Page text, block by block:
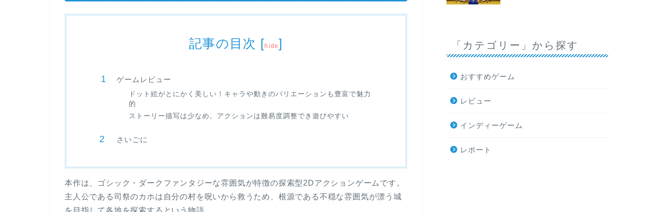
記事の目次 [hide]
ゲームレビュー
ドット絵がとにかく美しい！キャラや動きのバリエーションも豊富で魅力
的
ストーリー描写は少なめ。アクションは難易度調整でき遊びやすい
さいごに
本作は、ゴシック・ダークファンタジーな雰囲気が特徴の探索型2Dアクションゲームです。
主人公である司祭のカホは自分の村を呪いから救うため、根源である不穏な雰囲気が漂う城
「カテゴリー」から探す
おすすめゲーム
レビュー
インディーゲーム
レポート